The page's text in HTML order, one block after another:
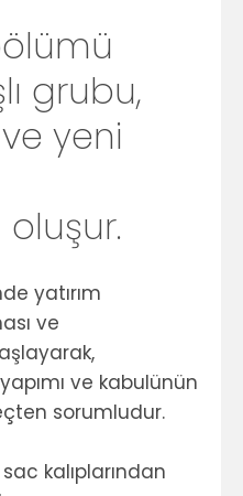
grubu,
yeni
yatırım
ve
ve kabulünün
sorumludur.
kalıplarından